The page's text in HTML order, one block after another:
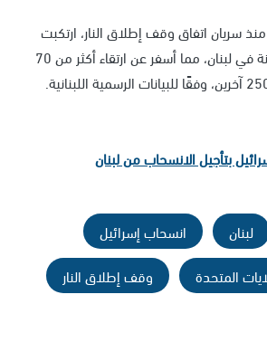
منذ سريان اتفاق وقف إطلاق النار، ارتكبت
إسرائيل 923 خرقًا للهدنة في لبنان، مما أسفر عن ارتقاء أكثر من 70
بتأجيل الانسحاب من لبنان
لبنان
انسحاب إسرائيل
المتحدة
وقف إطلاق النار